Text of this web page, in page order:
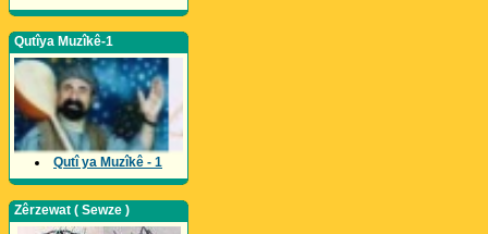
Qutîya Muzîkê-1
Qutî ya Muzîkê - 1
Zêrzewat ( Sewze )